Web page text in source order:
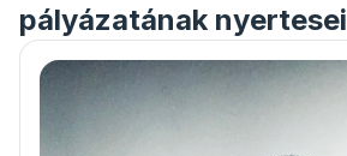
pályázatának nyertesei